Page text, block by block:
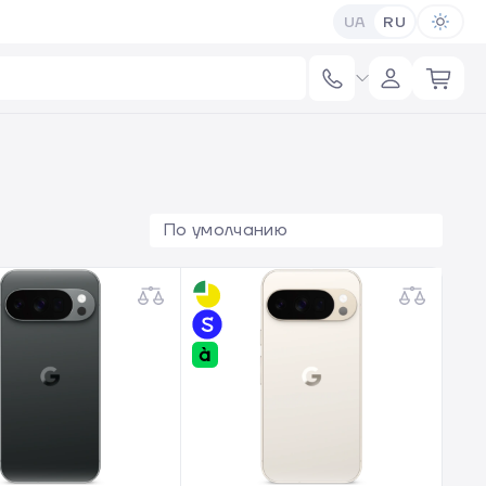
UA RU
По умолчанию